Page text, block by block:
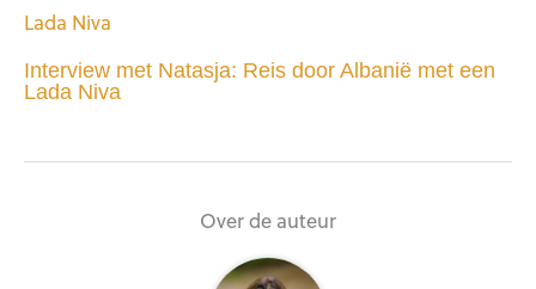
Interview met Natasja: Reis door Albanië met een
Lada Niva
Over de auteur